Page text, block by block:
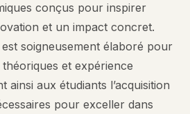
conçus pour inspirer
et un impact concret.
soigneusement élaboré pour
et expérience
ainsi aux étudiants l’acquisition
pour exceller dans